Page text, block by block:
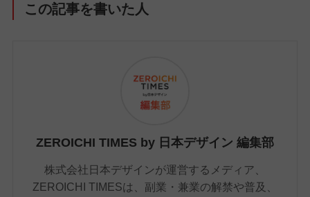
この記事を書いた人
ZEROICHI TIMES by 日本デザイン 編集部
株式会社日本デザインが運営するメディア、
ZEROICHI TIMESは、副業・兼業の解禁や普及、